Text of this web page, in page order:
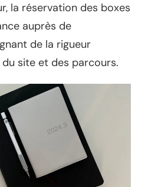
la réservation des boxes
auprès de
de la rigueur
site et des parcours.